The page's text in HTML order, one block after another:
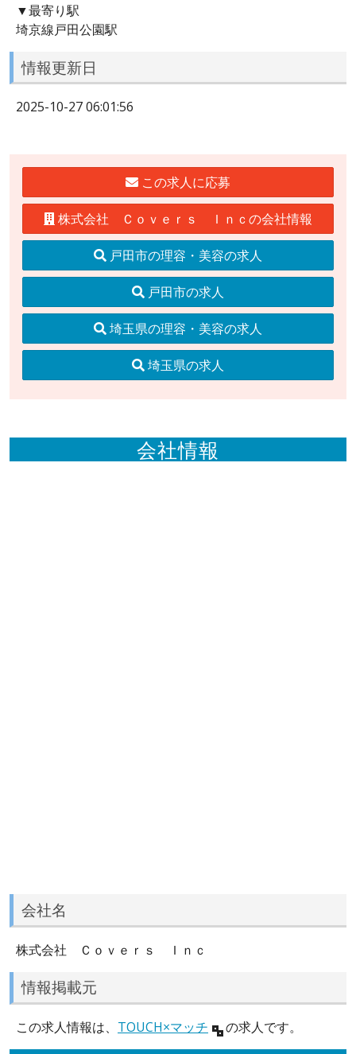
▼最寄り駅
埼京線戸田公園駅
情報更新日
2025-10-27 06:01:56
この求人に応募
株式会社 Ｃｏｖｅｒｓ Ｉｎｃの会社情報
戸田市の理容・美容の求人
戸田市の求人
埼玉県の理容・美容の求人
埼玉県の求人
会社情報
会社名
株式会社 Ｃｏｖｅｒｓ Ｉｎｃ
情報掲載元
この求人情報は、 TOUCH×マッチ の求人です。